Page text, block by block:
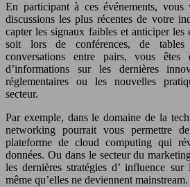
En participant à ces événements,
discussions les plus récentes de votre
capter les signaux faibles et anticiper
soit lors de conférences, de
conversations entre pairs, vous
d’informations sur les dernières
réglementaires ou les nouvelles
secteur.
Par exemple, dans le domaine de la
networking pourrait vous permettre
plateforme de cloud computing qui
données. Ou dans le secteur du
les dernières stratégies d’ influence sur
même qu’elles ne deviennent mainstream.